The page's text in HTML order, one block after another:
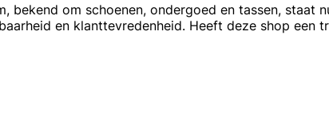
bekend om schoenen, ondergoed en tassen, staat
en klanttevredenheid. Heeft deze shop een